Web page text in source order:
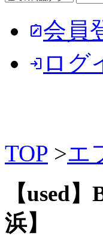
note_alt会員
login ログ
TOP >エ
【used
浜】